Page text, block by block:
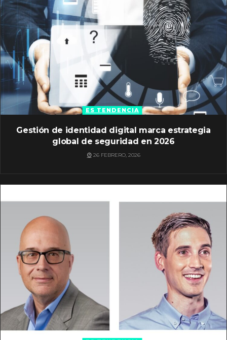
ES TENDENCIA
Gestión de identidad digital marca estrategia
global de seguridad en 2026
26 FEBRERO, 2026